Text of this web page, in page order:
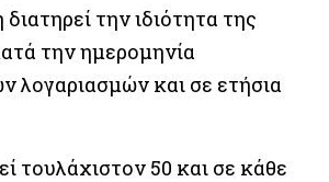
την ιδιότητα της
την ημερομηνία
λογαριασμών και σε ετήσια
τουλάχιστον 50 και σε κάθε